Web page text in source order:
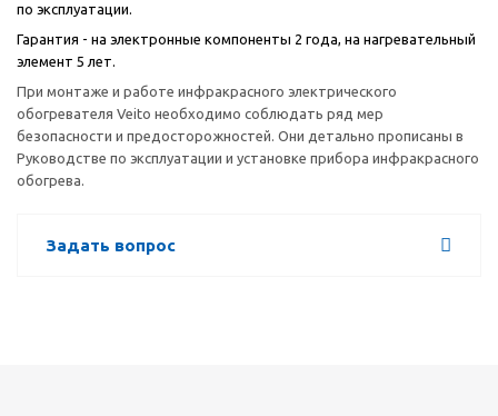
по эксплуатации.
Гарантия - на электронные компоненты 2 года, на нагревательный
элемент 5 лет.
При монтаже и работе инфракрасного электрического
обогревателя Veito необходимо соблюдать ряд мер
безопасности и предосторожностей. Они детально прописаны в
Руководстве по эксплуатации и установке прибора инфракрасного
обогрева.
Задать вопрос